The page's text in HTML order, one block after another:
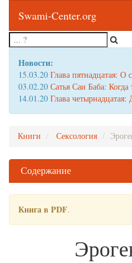
Swami-Center.org
Новости:
15.03.20 Глава пятнадцатая:
03.02.20 Сатья Саи Баба:
14.01.20 Глава четырнадцатая:
Книги Сексология
Содержание
Книга в PDF.